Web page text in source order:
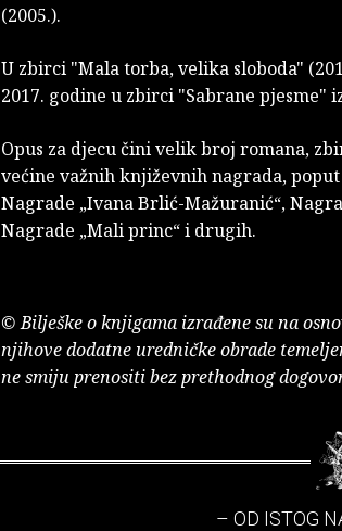
(2005.).
U zbirci "Mala torba, velika sloboda"
2017. godine u zbirci "Sabrane pjesme"
Opus za djecu čini velik broj romana,
većine važnih književnih nagrada,
Nagrade „Ivana Brlić-Mažuranić“,
Nagrade „Mali princ“ i drugih.
© Bilješke o knjigama izrađene su na
njihove dodatne uredničke obrade
ne smiju prenositi bez prethodnog
– OD ISTOG